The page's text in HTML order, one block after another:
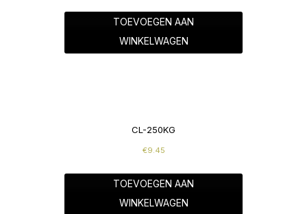
TOEVOEGEN AAN
WINKELWAGEN
CL-250KG
€9.45
TOEVOEGEN AAN
WINKELWAGEN